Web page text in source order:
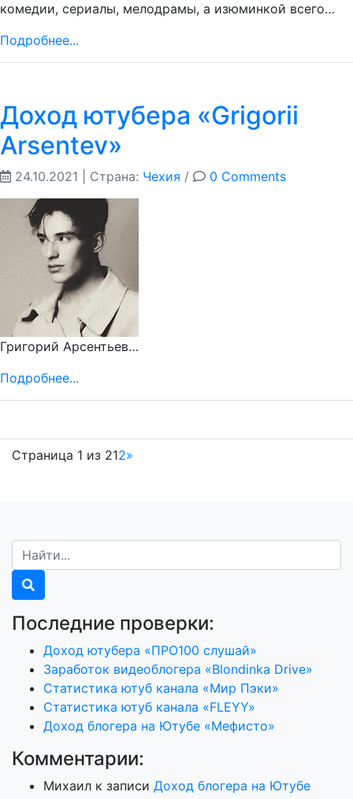
комедии, сериалы, мелодрамы, а изюминкой всего…
Подробнее...
Доход ютубера «Grigorii
Arsentev»
24.10.2021 | Страна: Чехия / 0 Comments
Григорий Арсентьев…
Подробнее...
Страница 1 из 212»
Последние проверки:
Доход ютубера «ПРО100 слушай»
Заработок видеоблогера «Blondinka Drive»
Статистика ютуб канала «Мир Пэки»
Статистика ютуб канала «FLEYY»
Доход блогера на Ютубе «Мефисто»
Комментарии:
Михаил к записи Доход блогера на Ютубе